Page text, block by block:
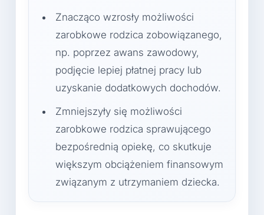
Znacząco wzrosły możliwości
zarobkowe rodzica zobowiązanego,
np. poprzez awans zawodowy,
podjęcie lepiej płatnej pracy lub
uzyskanie dodatkowych dochodów.
Zmniejszyły się możliwości
zarobkowe rodzica sprawującego
bezpośrednią opiekę, co skutkuje
większym obciążeniem finansowym
związanym z utrzymaniem dziecka.